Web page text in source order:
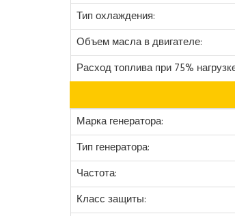
Тип охлаждения:
Объем масла в двигателе:
Расход топлива при 75%
Марка генератора:
Тип генератора:
Частота:
Класс защиты: